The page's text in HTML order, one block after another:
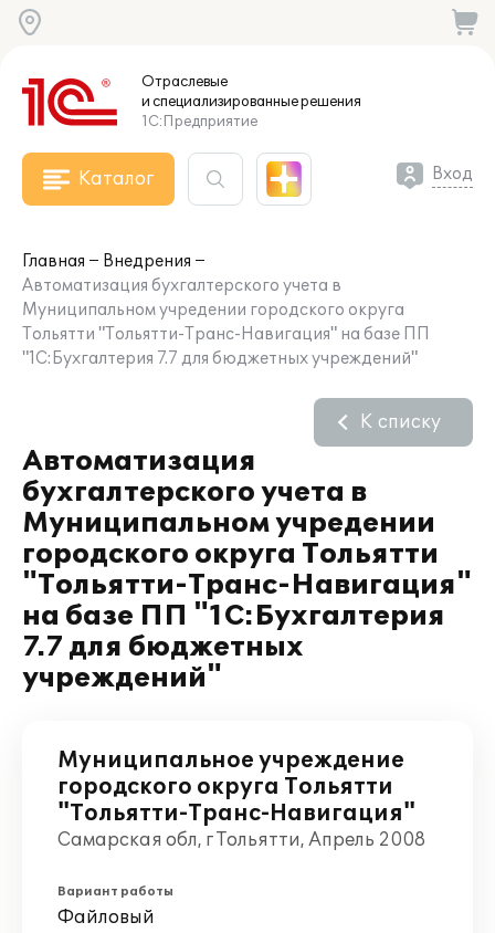
Отраслевые
и специализированныерешения
1С:Предприятие
Каталог Вход
Главная
Внедрения
Автоматизация бухгалтерского учета в
Муниципальном учредении городского округа
Тольятти "Тольятти-Транс-Навигация" на базе ПП
"1С:Бухгалтерия 7.7 для бюджетных учреждений"
Автоматизация
бухгалтерского учета в
Муниципальном учредении
городского округа Тольятти
"Тольятти-Транс-Навигация"
на базе ПП "1С:Бухгалтерия
7.7 для бюджетных
учреждений"
К списку
Муниципальное учреждение
городского округа Тольятти
"Тольятти-Транс-Навигация"
Самарская обл, г Тольятти, Апрель 2008
Вариант работы
Файловый